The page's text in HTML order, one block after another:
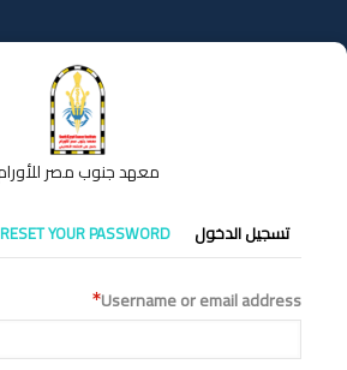
إلى
المحتوى
معهد جنوب مصر
التبويبات
الأساسية
تسجيل الدخول RESET YOUR PASSWORD
Username or email address